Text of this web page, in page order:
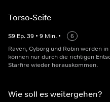
Torso-Seife
S9 Ep.39 • 9 Min. •
6
Raven, Cyborg und Robin werden
können nur durch die richtigen
Starfire wieder herauskommen.
Wie soll es weitergehen?